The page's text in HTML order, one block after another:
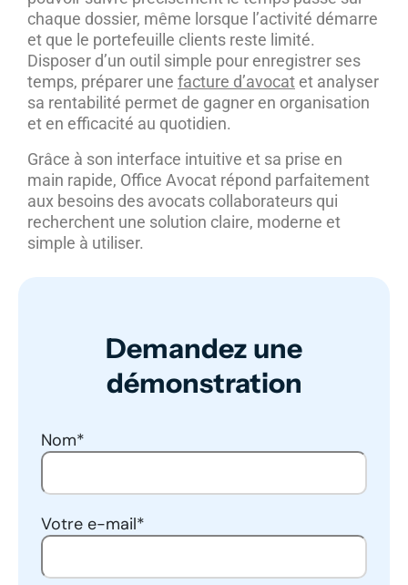
chaque dossier, même lorsque l’activité démarre
et que le portefeuille clients reste limité.
Disposer d’un outil simple pour enregistrer ses
temps, préparer une facture d’avocat et analyser
sa rentabilité permet de gagner en organisation
et en efficacité au quotidien.
Grâce à son interface intuitive et sa prise en
main rapide, Office Avocat répond parfaitement
aux besoins des avocats collaborateurs qui
recherchent une solution claire, moderne et
simple à utiliser.
Demandez une
démonstration
Nom*
Votre e-mail*